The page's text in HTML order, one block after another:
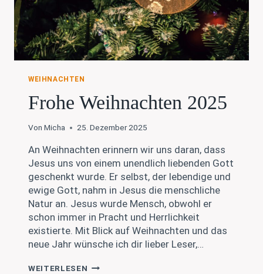
WEIHNACHTEN
Frohe Weihnachten 2025
Von Micha 25. Dezember 2025
An Weihnachten erinnern wir uns daran, dass
Jesus uns von einem unendlich liebenden Gott
geschenkt wurde. Er selbst, der lebendige und
ewige Gott, nahm in Jesus die menschliche
Natur an. Jesus wurde Mensch, obwohl er
schon immer in Pracht und Herrlichkeit
existierte. Mit Blick auf Weihnachten und das
neue Jahr wünsche ich dir lieber Leser,…
WEITERLESEN FROHE